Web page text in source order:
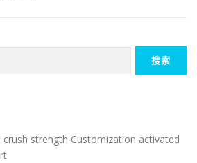
crush strength Customization activated